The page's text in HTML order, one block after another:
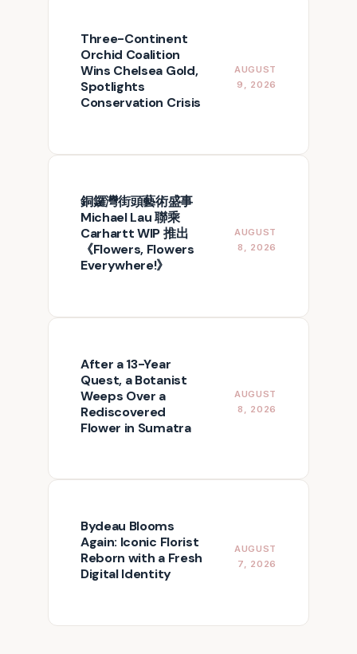
Three-Continent
Orchid Coalition
Wins Chelsea Gold,
Spotlights
Conservation Crisis
AUGUST
9, 2026
銅鑼灣街頭藝術盛事
Michael Lau 聯乘
Carhartt WIP 推出
《Flowers, Flowers
Everywhere!》
AUGUST
8, 2026
After a 13-Year
Quest, a Botanist
Weeps Over a
Rediscovered
Flower in Sumatra
AUGUST
8, 2026
Bydeau Blooms
Again: Iconic Florist
Reborn with a Fresh
Digital Identity
AUGUST
7, 2026